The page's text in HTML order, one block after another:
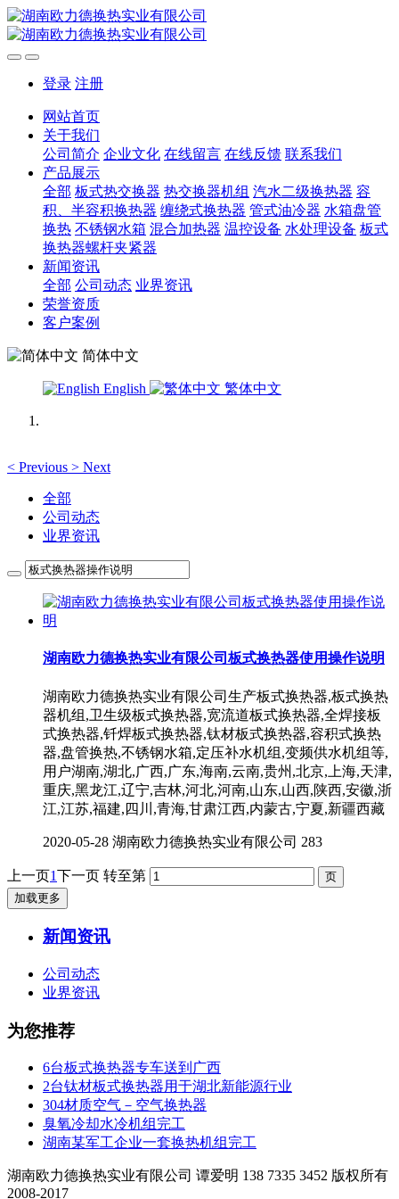
登录 注册
网站首页
关于我们
公司简介 企业文化 在线留言 在线反馈 联系我们
产品展示
全部 板式热交换器 热交换器机组 汽水二级换热器 容
积、半容积换热器 缠绕式换热器 管式油冷器 水箱盘管
换热 不锈钢水箱 混合加热器 温控设备 水处理设备 板式
换热器螺杆夹紧器
新闻资讯
全部 公司动态 业界资讯
荣誉资质
客户案例
简体中文
English 繁体中文
< Previous > Next
全部
公司动态
业界资讯
湖南欧力德换热实业有限公司板式换热器使用操作说明
湖南欧力德换热实业有限公司生产板式换热器,板式换热
器机组,卫生级板式换热器,宽流道板式换热器,全焊接板
式换热器,钎焊板式换热器,钛材板式换热器,容积式换热
器,盘管换热,不锈钢水箱,定压补水机组,变频供水机组等,
用户湖南,湖北,广西,广东,海南,云南,贵州,北京,上海,天津,
重庆,黑龙江,辽宁,吉林,河北,河南,山东,山西,陕西,安徽,浙
江,江苏,福建,四川,青海,甘肃江西,内蒙古,宁夏,新疆西藏
2020-05-28 湖南欧力德换热实业有限公司 283
上一页1下一页 转至第
加载更多
新闻资讯
公司动态
业界资讯
为您推荐
6台板式换热器专车送到广西
2台钛材板式换热器用于湖北新能源行业
304材质空气－空气换热器
臭氧冷却水冷机组完工
湖南某军工企业一套换热机组完工
湖南欧力德换热实业有限公司 谭爱明 138 7335 3452 版权所有
2008-2017